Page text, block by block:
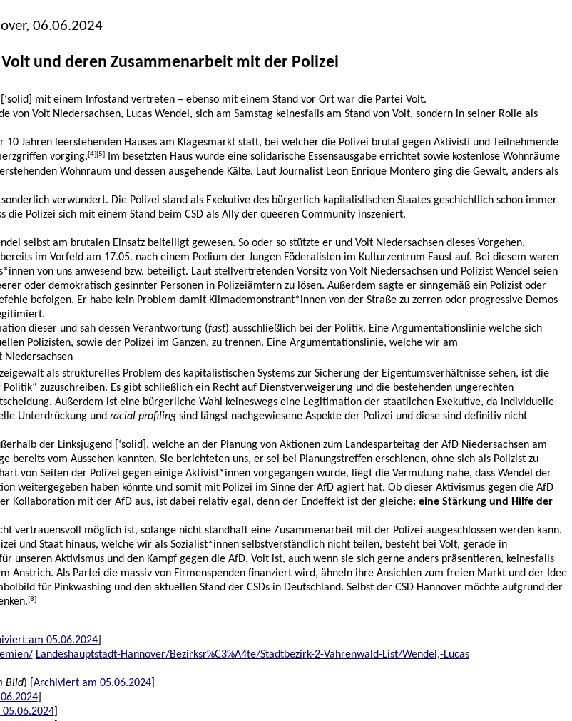
06.06.2024
und deren Zusammenarbeit mit der Polizei
mit einem Infostand vertreten – ebenso mit einem Stand vor Ort war die Partei Volt.
Volt Niedersachsen, Lucas Wendel, sich am Samstag keinesfalls am Stand von Volt, sondern in seiner Rolle als
10 Jahren leerstehenden Hauses am Klagesmarkt statt, bei welcher die Polizei brutal gegen Aktivisti und Teilnehmende
vorging.[4][5]Im besetzten Haus wurde eine solidarische Essensausgabe errichtet sowie kostenlose Wohnräume
Wohnraum und dessen ausgehende Kälte. Laut Journalist Leon Enrique Montero ging die Gewalt, anders als
verwundert. Die Polizei stand als Exekutive des bürgerlich-kapitalistischen Staates geschichtlich schon immer
Polizei sich mit einem Stand beim CSD als Ally der queeren Community inszeniert.
selbst am brutalen Einsatz beiteiligt gewesen. So oder so stützte er und Volt Niedersachsen dieses Vorgehen.
im Vorfeld am 17.05. nach einem Podium der Jungen Föderalisten im Kulturzentrum Faust auf. Bei diesem waren
von uns anwesend bzw. beteiligt. Laut stellvertretenden Vorsitz von Volt Niedersachsen und Polizist Wendel seien
oder demokratisch gesinnter Personen in Polizeiämtern zu lösen. Außerdem sagte er sinngemäß ein Polizist oder
befolgen. Er habe kein Problem damit Klimademonstrant*innen von der Straße zu zerren oder progressive Demos
dieser und sah dessen Verantwortung (fast) ausschließlich bei der Politik. Eine Argumentationslinie welche sich
Polizisten, sowie der Polizei im Ganzen, zu trennen. Eine Argumentationslinie, welche wir am
als strukturelles Problem des kapitalistischen Systems zur Sicherung der Eigentumsverhältnisse sehen, ist die
zuzuschreiben. Es gibt schließlich ein Recht auf Dienstverweigerung und die bestehenden ungerechten
Außerdem ist eine bürgerliche Wahl keineswegs eine Legitimation der staatlichen Exekutive, da individuelle
Unterdrückung und racial profiling sind längst nachgewiesene Aspekte der Polizei und diese sind definitiv nicht
der Linksjugend [‘solid], welche an der Planung von Aktionen zum Landesparteitag der AfD Niedersachsen am
bereits vom Aussehen kannten. Sie berichteten uns, er sei bei Planungstreffen erschienen, ohne sich als Polizist zu
von Seiten der Polizei gegen einige Aktivist*innen vorgegangen wurde, liegt die Vermutung nahe, dass Wendel der
weitergegeben haben könnte und somit mit Polizei im Sinne der AfD agiert hat. Ob dieser Aktivismus gegen die AfD
Kollaboration mit der AfD aus, ist dabei relativ egal, denn der Endeffekt ist der gleiche: eine Stärkung und Hilfe der
vertrauensvoll möglich ist, solange nicht standhaft eine Zusammenarbeit mit der Polizei ausgeschlossen werden kann.
und Staat hinaus, welche wir als Sozialist*innen selbstverständlich nicht teilen, besteht bei Volt, gerade in
unseren Aktivismus und den Kampf gegen die AfD. Volt ist, auch wenn sie sich gerne anders präsentieren, keinesfalls
Anstrich. Als Partei die massiv von Firmenspenden finanziert wird, ähneln ihre Ansichten zum freien Markt und der Idee
für Pinkwashing und den aktuellen Stand der CSDs in Deutschland. Selbst der CSD Hannover möchte aufgrund der
[8]
am 05.06.2024]
Landeshauptstadt-Hannover/Bezirksr%C3%A4te/Stadtbezirk-2-Vahrenwald-List/Wendel,-Lucas
Bild) [ Archiviert am 05.06.2024]
]
]